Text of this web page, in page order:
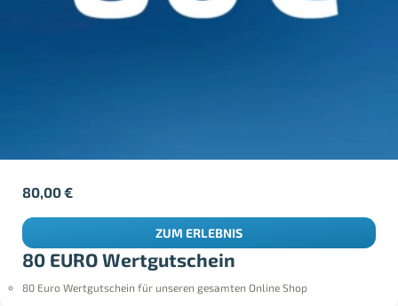
80 EURO Wertgutschein
80 Euro Wertgutschein für unseren gesamten Online Shop
80,00€
ZUM ERLEBNIS